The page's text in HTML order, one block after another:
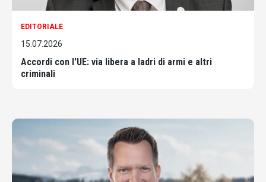
EDITORIALE
15.07.2026
Accordi con l'UE: via libera a ladri di armi e altri
criminali